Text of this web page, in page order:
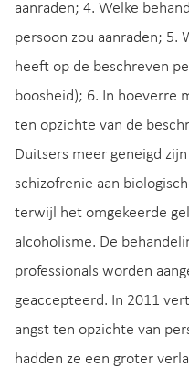
aanraden; 4. Welke
persoon zou aanraden; 5.
heeft op de beschreven
boosheid); 6. In hoeverre
ten opzichte van de
Duitsers meer geneigd
schizofrenie aan
terwijl het omgekeerde
alcoholisme. De
professionals worden
geaccepteerd. In 2011
angst ten opzichte van
hadden ze een groter